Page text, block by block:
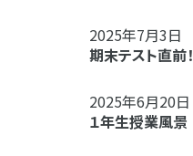
2025年7月3日
期末テスト直前！
2025年6月20日
１年生授業風景